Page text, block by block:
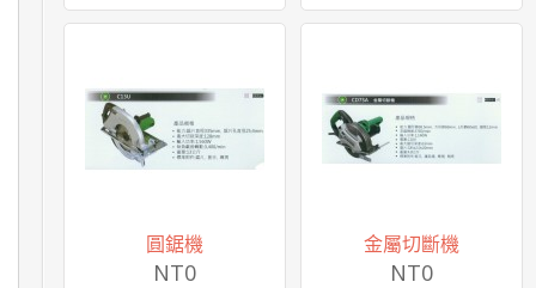
圓鋸機
NT0
金屬切斷機
NT0